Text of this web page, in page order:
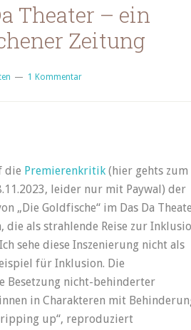
Theater – ein
Zeitung
1 Kommentar
die Premierenkritik (hier gehts zum
leider nur mit Paywal) der
„Die Goldfische“ im Das Da
die als strahlende Reise zur
Ich sehe diese Inszenierung nicht als
für Inklusion. Die
Besetzung nicht-behinderter
in Charakteren mit
up“, reproduziert